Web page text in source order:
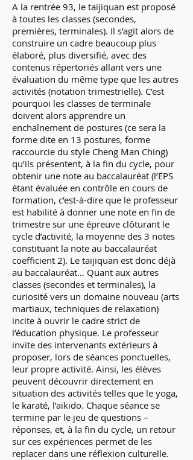
A la rentrée 93, le taijiquan est proposé
à toutes les classes (secondes,
premières, terminales). Il s’agit alors de
construire un cadre beaucoup plus
élaboré, plus diversifié, avec des
contenus répertoriés allant vers une
évaluation du même type que les autres
activités (notation trimestrielle). C’est
pourquoi les classes de terminale
doivent alors apprendre un
enchaînement de postures (ce sera la
forme dite en 13 postures, forme
raccourcie du style Cheng Man Ching)
qu’ils présentent, à la fin du cycle, pour
obtenir une note au baccalauréat (l’EPS
étant évaluée en contrôle en cours de
formation, c’est-à-dire que le professeur
est habilité à donner une note en fin de
trimestre sur une épreuve clôturant le
cycle d’activité, la moyenne des 3 notes
constituant la note au baccalauréat
coefficient 2). Le taijiquan est donc déjà
au baccalauréat… Quant aux autres
classes (secondes et terminales), la
curiosité vers un domaine nouveau (arts
martiaux, techniques de relaxation)
incite à ouvrir le cadre strict de
l’éducation physique. Le professeur
invite des intervenants extérieurs à
proposer, lors de séances ponctuelles,
leur propre activité. Ainsi, les élèves
peuvent découvrir directement en
situation des activités telles que le yoga,
le karaté, l’aïkido. Chaque séance se
termine par le jeu de questions –
réponses, et, à la fin du cycle, un retour
sur ces expériences permet de les
replacer dans une réflexion culturelle.